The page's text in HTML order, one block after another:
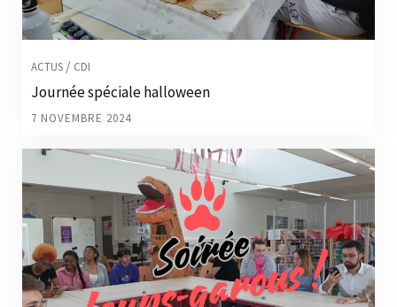
ACTUS / CDI
Journée spéciale halloween
7 NOVEMBRE 2024